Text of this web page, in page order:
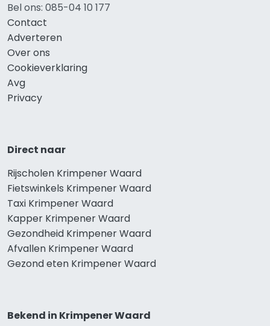
Bel ons: 085-04 10 177
Contact
Adverteren
Over ons
Cookieverklaring
Avg
Privacy
Direct naar
Rijscholen Krimpener Waard
Fietswinkels Krimpener Waard
Taxi Krimpener Waard
Kapper Krimpener Waard
Gezondheid Krimpener Waard
Afvallen Krimpener Waard
Gezond eten Krimpener Waard
Bekend in Krimpener Waard